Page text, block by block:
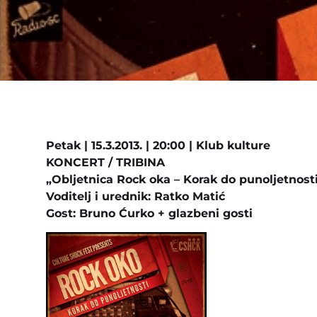
Petak | 15.3.2013. | 20:00 | Klub kulture
KONCERT / TRIBINA
„Obljetnica Rock oka – Korak do
Voditelj i urednik: Ratko Matić
Gost: Bruno Ćurko + glazbeni gosti